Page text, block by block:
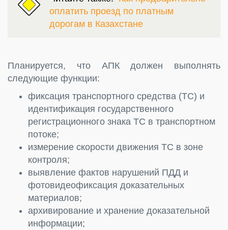
оплатить проезд по платным
дорогам в Казахстане
Планируется, что АПК должен выполнять
следующие функции:
фиксация транспортного средства (ТС) и
идентификация государственного
регистрационного знака ТС в транспортном
потоке;
измерение скорости движения ТС в зоне
контроля;
выявление фактов нарушений ПДД и
фотовидеофиксация доказательных
материалов;
архивирование и хранение доказательной
информации;